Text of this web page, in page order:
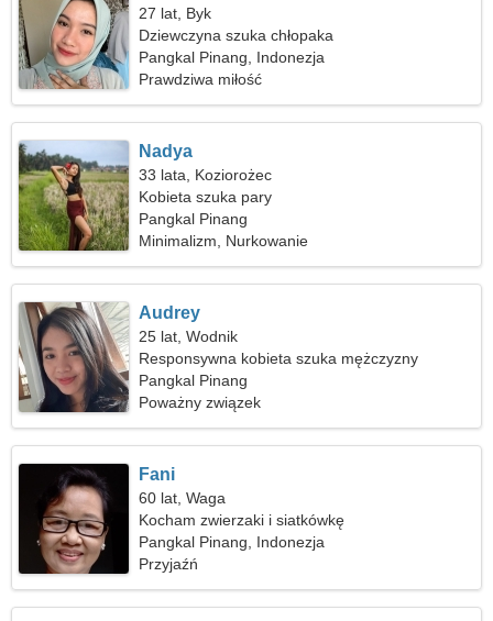
27 lat, Byk
Dziewczyna szuka chłopaka
Pangkal Pinang, Indonezja
Prawdziwa miłość
Nadya
33 lata, Koziorożec
Kobieta szuka pary
Pangkal Pinang
Minimalizm, Nurkowanie
Audrey
25 lat, Wodnik
Responsywna kobieta szuka mężczyzny
Pangkal Pinang
Poważny związek
Fani
60 lat, Waga
Kocham zwierzaki i siatkówkę
Pangkal Pinang, Indonezja
Przyjaźń